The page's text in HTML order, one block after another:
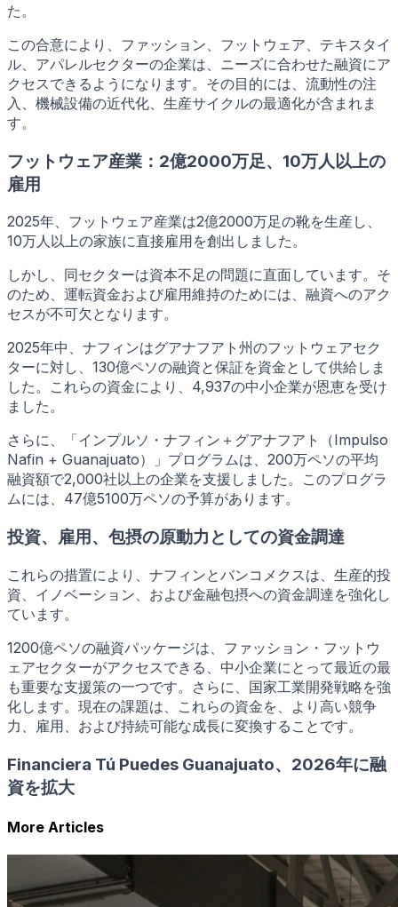
た。
この合意により、ファッション、フットウェア、テキスタイ
ル、アパレルセクターの企業は、ニーズに合わせた融資にア
クセスできるようになります。その目的には、流動性の注
入、機械設備の近代化、生産サイクルの最適化が含まれま
す。
フットウェア産業：2億2000万足、10万人以上の
雇用
2025年、フットウェア産業は2億2000万足の靴を生産し、
10万人以上の家族に直接雇用を創出しました。
しかし、同セクターは資本不足の問題に直面しています。そ
のため、運転資金および雇用維持のためには、融資へのアク
セスが不可欠となります。
2025年中、ナフィンはグアナフアト州のフットウェアセク
ターに対し、130億ペソの融資と保証を資金として供給しま
した。これらの資金により、4,937の中小企業が恩恵を受け
ました。
さらに、「インプルソ・ナフィン＋グアナフアト（Impulso
Nafin + Guanajuato）」プログラムは、200万ペソの平均
融資額で2,000社以上の企業を支援しました。このプログラ
ムには、47億5100万ペソの予算があります。
投資、雇用、包摂の原動力としての資金調達
これらの措置により、ナフィンとバンコメクスは、生産的投
資、イノベーション、および金融包摂への資金調達を強化し
ています。
1200億ペソの融資パッケージは、ファッション・フットウ
ェアセクターがアクセスできる、中小企業にとって最近の最
も重要な支援策の一つです。さらに、国家工業開発戦略を強
化します。現在の課題は、これらの資金を、より高い競争
力、雇用、および持続可能な成長に変換することです。
Financiera Tú Puedes Guanajuato、2026年に融
資を拡大
More Articles